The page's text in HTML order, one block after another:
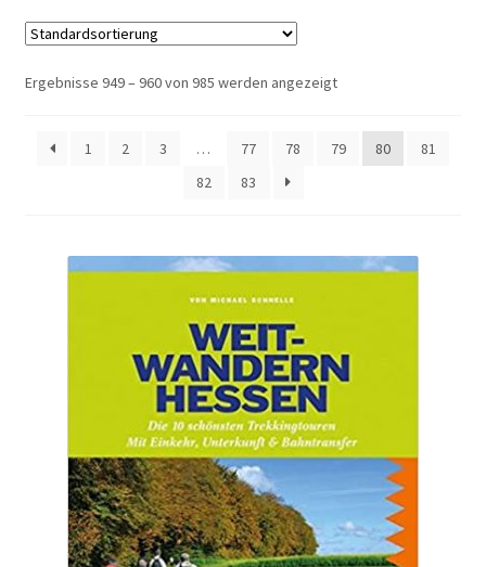
Ergebnisse 949 – 960 von 985 werden angezeigt
1 2 3 … 77 78 79 80
81
82
83